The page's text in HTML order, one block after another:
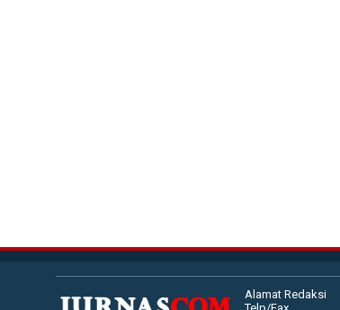
Alamat Redaksi